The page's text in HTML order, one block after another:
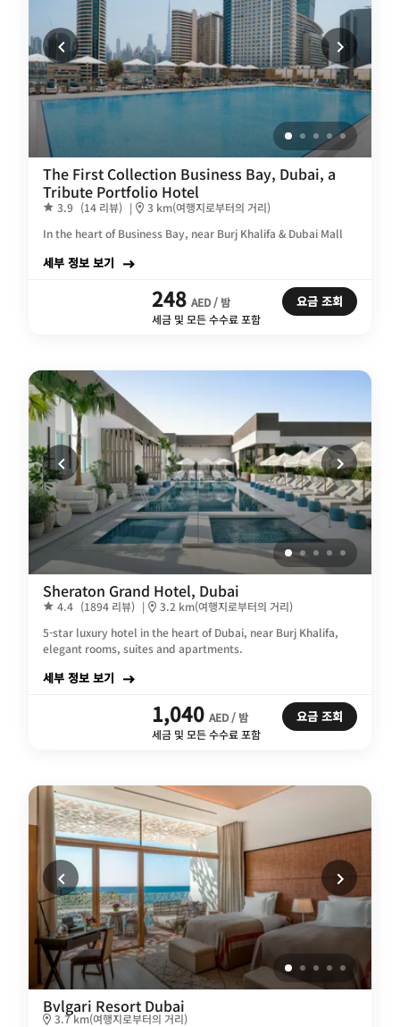
The First Collection Business Bay, Dubai, a
Tribute Portfolio Hotel
3.9 (14 리뷰) |
3 km(여행지로부터의 거리)
In the heart of Business Bay, near Burj Khalifa & Dubai Mall
세부 정보 보기
248 AED / 밤
세금 및 모든 수수료 포함
요금 조회
Sheraton Grand Hotel, Dubai
4.4 (1894 리뷰) |
3.2 km(여행지로부터의 거리)
5-star luxury hotel in the heart of Dubai, near Burj Khalifa,
elegant rooms, suites and apartments.
세부 정보 보기
1,040 AED / 밤
세금 및 모든 수수료 포함
요금 조회
Bvlgari Resort Dubai
3.7 km(여행지로부터의 거리)